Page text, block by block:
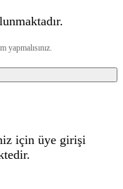
yapmalısınız.
için üye girişi